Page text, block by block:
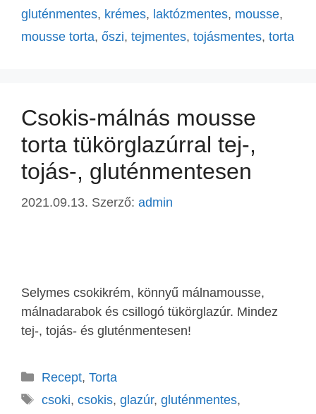
gluténmentes, krémes, laktózmentes, mousse,
mousse torta, őszi, tejmentes, tojásmentes, torta
Csokis-málnás mousse
torta tükörglazúrral tej-,
tojás-, gluténmentesen
2021.09.13. Szerző: admin
Selymes csokikrém, könnyű málnamousse,
málnadarabok és csillogó tükörglazúr. Mindez
tej-, tojás- és gluténmentesen!
Recept, Torta
csoki, csokis, glazúr, gluténmentes,